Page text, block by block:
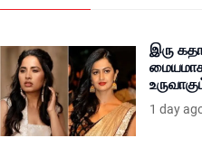
இரு
1 day